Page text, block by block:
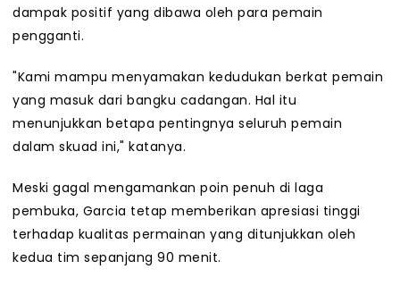
dampak positif yang dibawa oleh para pemain
pengganti.
"Kami mampu menyamakan kedudukan berkat pemain
yang masuk dari bangku cadangan. Hal itu
menunjukkan betapa pentingnya seluruh pemain
dalam skuad ini," katanya.
Meski gagal mengamankan poin penuh di laga
pembuka, Garcia tetap memberikan apresiasi tinggi
terhadap kualitas permainan yang ditunjukkan oleh
kedua tim sepanjang 90 menit.